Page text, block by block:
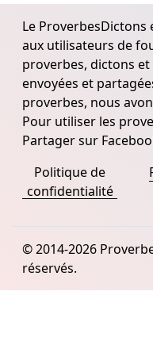
Le
aux utilisateurs de
proverbes, dictons
envoyées et
proverbes, nous
Pour utiliser les
Partager sur
Politique de
confidentialité
© 2014-2026
réservés.